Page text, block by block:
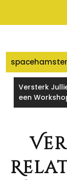
Versterk
een